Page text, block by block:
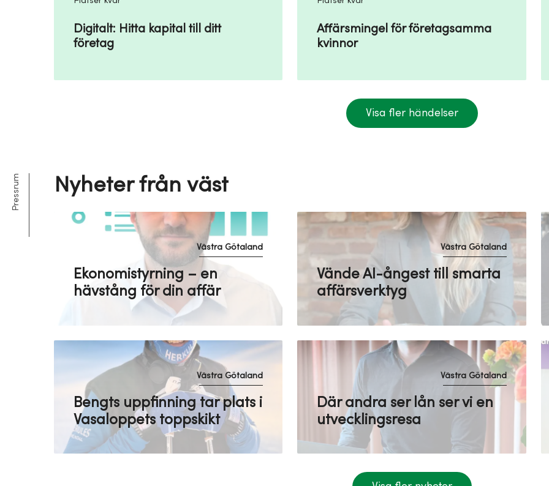
Digitalt: Hitta kapital till ditt
företag
Affärsmingel för företagsamma
kvinnor
Visa fler händelser
Nyheter från väst
Pressrum
Ekonomistyrning – en
hävstång för din affär
Västra Götaland
Vände AI-ångest till smarta
affärsverktyg
Västra Götaland
Bengts uppfinning tar plats i
Vasaloppets toppskikt
Västra Götaland
Där andra ser lån ser vi en
utvecklingsresa
Västra Götaland